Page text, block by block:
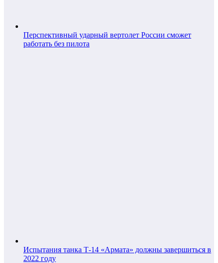
Перспективный ударный вертолет России сможет
работать без пилота
Испытания танка Т-14 «Армата» должны завершиться в
2022 году